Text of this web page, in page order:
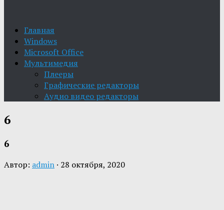
Главная
Windows
Microsoft Office
Мультимедия
Плееры
Графические редакторы
Aудио видео редакторы
6
6
Автор: admin · 28 октября, 2020